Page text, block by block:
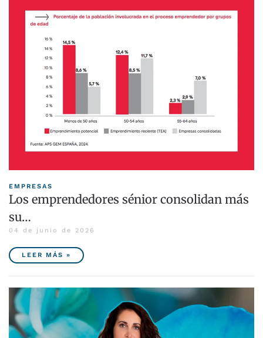
EMPRESAS
Los emprendedores sénior consolidan más
su…
04 de junio de 2026
LEER MÁS »